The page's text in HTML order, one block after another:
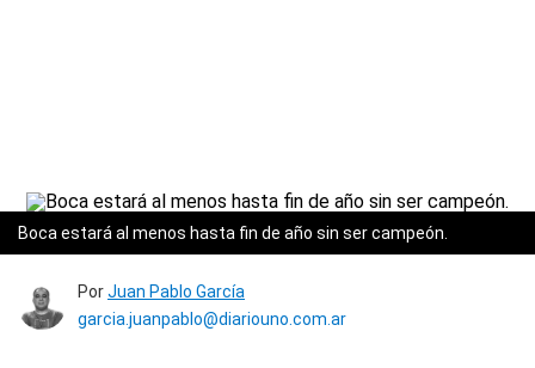
Boca estará al menos hasta fin de año sin ser campeón.
PorJuan Pablo García
garcia.juanpablo@diariouno.com.ar